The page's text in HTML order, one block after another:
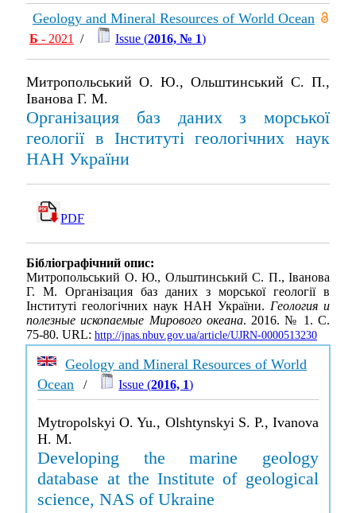
Geology and Mineral Resources of World Ocean
Б - 2021 / Issue (2016, № 1)
Митропольський О. Ю., Ольштинський С. П.,
Іванова Г. М.
Організация баз даних з морської
геології в Інституті геологічних наук
НАН України
PDF
Бібліографічний опис:
Митропольський О. Ю., Ольштинський С. П., Іванова
Г. М. Організация баз даних з морської геології в
Інституті геологічних наук НАН України. Геология и
полезные ископаемые Мирового океана. 2016. № 1. С.
75-80. URL: http://jnas.nbuv.gov.ua/article/UJRN-0000513230
Geology and Mineral Resources of World
Ocean / Issue (2016, 1)
Mytropolskyi O. Yu., Olshtynskyi S. P., Ivanova
H. M.
Developing the marine geology
database at the Institute of geological
science, NAS of Ukraine